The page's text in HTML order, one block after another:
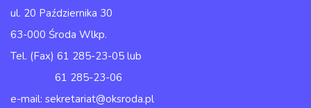
ul. 20 Października 30
63-000 Środa Wlkp.
Tel. (Fax) 61 285-23-05 lub
61 285-23-06
e-mail: sekretariat@oksroda.pl